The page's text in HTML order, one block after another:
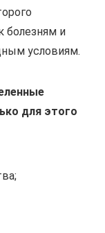
болезням и
условиям.
для этого